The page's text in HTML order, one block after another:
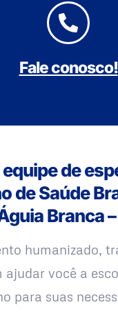
Fale conosco!
de
de Saúde
Branca –
humanizado,
ajudar você a
para suas